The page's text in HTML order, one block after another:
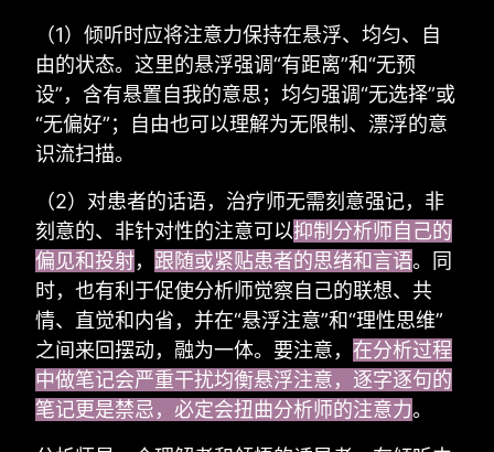
（1）倾听时应将注意力保持在悬浮、均匀、自
由的状态。这里的悬浮强调“有距离”和“无预
设”，含有悬置自我的意思；均匀强调“无选择”或
“无偏好”；自由也可以理解为无限制、漂浮的意
识流扫描。
（2）对患者的话语，治疗师无需刻意强记，非
刻意的、非针对性的注意可以抑制分析师自己的
偏见和投射， 跟随或紧贴患者的思绪和言语。同
时，也有利于促使分析师觉察自己的联想、共
情、直觉和内省，并在“悬浮注意”和“理性思维”
之间来回摆动，融为一体。要注意， 在分析过程
中做笔记会严重干扰均衡悬浮注意，逐字逐句的
笔记更是禁忌，必定会扭曲分析师的注意力。